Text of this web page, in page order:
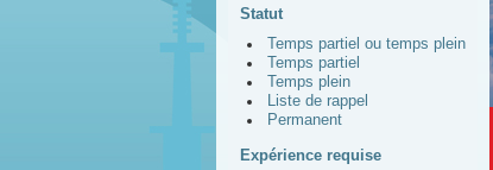
Statut
Temps partiel ou temps plein
Temps partiel
Temps plein
Liste de rappel
Permanent
Expérience requise